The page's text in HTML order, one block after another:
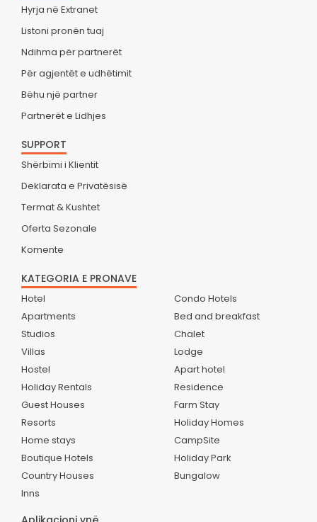
Hyrja në Extranet
Listoni pronën tuaj
Ndihma për partnerët
Për agjentët e udhëtimit
Bëhu një partner
Partnerët e Lidhjes
SUPPORT
Shërbimi i Klientit
Deklarata e Privatësisë
Termat & Kushtet
Oferta Sezonale
Komente
KATEGORIA E PRONAVE
Hotel
Apartments
Studios
Villas
Hostel
Holiday Rentals
Guest Houses
Resorts
Home stays
Boutique Hotels
Country Houses
Inns
Condo Hotels
Bed and breakfast
Chalet
Lodge
Apart hotel
Residence
Farm Stay
Holiday Homes
CampSite
Holiday Park
Bungalow